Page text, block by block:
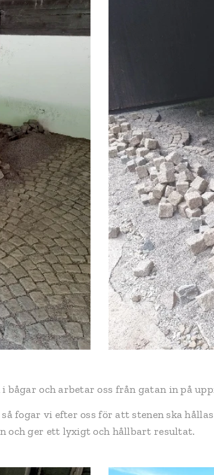
bågar och arbetar oss från gatan in på
fogar vi efter oss för att stenen ska
och ger ett lyxigt och hållbart resultat.